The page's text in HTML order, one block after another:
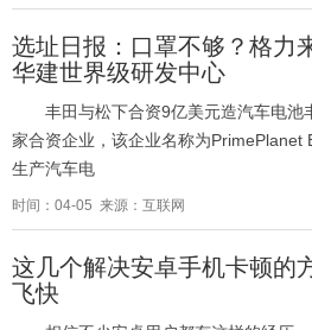
选址日报：口罩不够？格力
华建世界级研发中心
丰田与松下合资9亿美元造汽车电池
家合资企业，该企业名称为PrimePlanet
生产汽车电
时间：04-05 来源：互联网
这几个解决安卓手机卡顿的
飞快